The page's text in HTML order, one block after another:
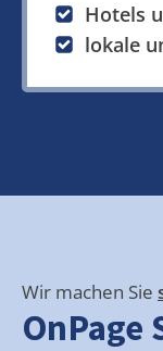
Hotels
lokale
Wir machen Sie
OnPage